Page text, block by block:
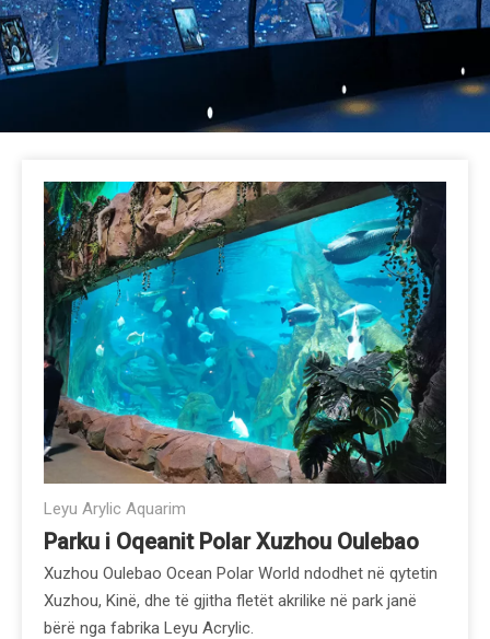
Leyu Arylic Aquarim
Parku i Oqeanit Polar Xuzhou Oulebao
Xuzhou Oulebao Ocean Polar World ndodhet në qytetin
Xuzhou, Kinë, dhe të gjitha fletët akrilike në park janë
bërë nga fabrika Leyu Acrylic.